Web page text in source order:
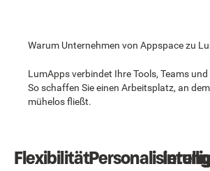
Warum Unternehmen von Appspace zu
LumApps verbindet Ihre Tools, Teams
So schaffen Sie einen Arbeitsplatz, an
mühelos fließt.
FlexibilitätPersonalisierung